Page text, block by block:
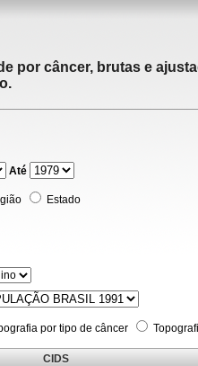
por câncer, brutas e
Até
Estado
por tipo de câncer
CIDS